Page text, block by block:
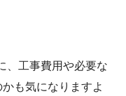
、工事費用や必要な
も気になりますよ